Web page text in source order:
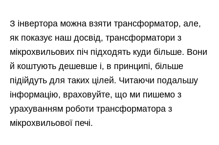
З інвертора можна взяти трансформатор, але,
як показує наш досвід, трансформатори з
мікрохвильових піч підходять куди більше. Вони
й коштують дешевше і, в принципі, більше
підійдуть для таких цілей. Читаючи подальшу
інформацію, враховуйте, що ми пишемо з
урахуванням роботи трансформатора з
мікрохвильової печі.